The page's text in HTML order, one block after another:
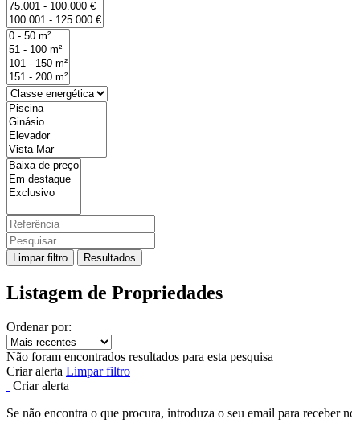
Limpar filtro Resultados
Listagem de Propriedades
Ordenar por:
Não foram encontrados resultados para esta pesquisa
Criar alerta Limpar filtro
Criar alerta
Se não encontra o que procura, introduza o seu email para receber